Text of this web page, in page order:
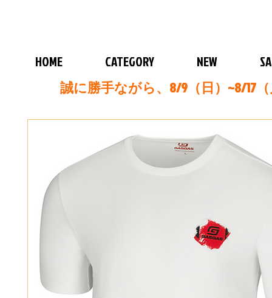
HOME CATEGORY NEW
誠に勝手ながら、8/9（日）~8/17